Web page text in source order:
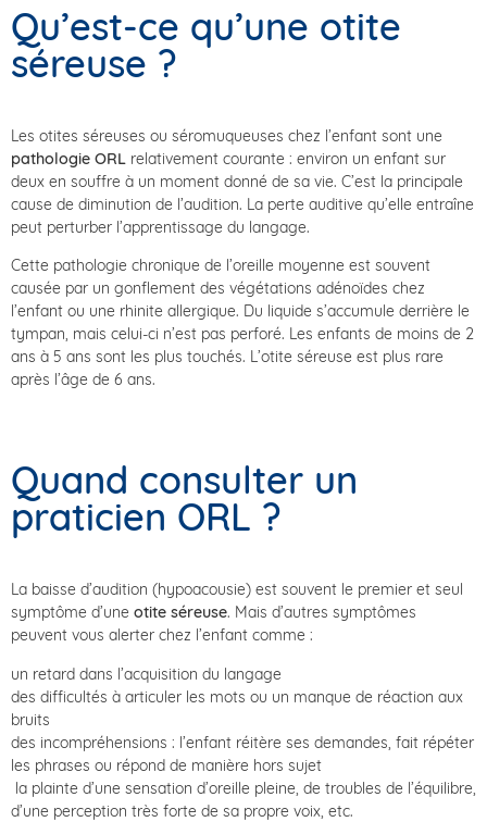
Qu’est-ce qu’une otite
séreuse ?
Les otites séreuses ou séromuqueuses chez l’enfant sont une
pathologie ORL relativement courante : environ un enfant sur
deux en souffre à un moment donné de sa vie. C’est la principale
cause de diminution de l’audition. La perte auditive qu’elle entraîne
peut perturber l’apprentissage du langage.
Cette pathologie chronique de l’oreille moyenne est souvent
causée par un gonflement des végétations adénoïdes chez
l’enfant ou une rhinite allergique. Du liquide s’accumule derrière le
tympan, mais celui-ci n’est pas perforé. Les enfants de moins de 2
ans à 5 ans sont les plus touchés. L’otite séreuse est plus rare
après l’âge de 6 ans.
Quand consulter un
praticien ORL ?
La baisse d’audition (hypoacousie) est souvent le premier et seul
symptôme d’une otite séreuse. Mais d’autres symptômes
peuvent vous alerter chez l’enfant comme :
un retard dans l’acquisition du langage
des difficultés à articuler les mots ou un manque de réaction aux
bruits
des incompréhensions : l’enfant réitère ses demandes, fait répéter
les phrases ou répond de manière hors sujet
la plainte d’une sensation d’oreille pleine, de troubles de l’équilibre,
d’une perception très forte de sa propre voix, etc.